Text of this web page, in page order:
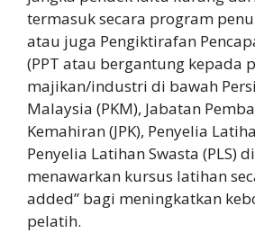
termasuk secara program
atau juga Pengiktirafan
(PPT atau bergantung kepada
majikan/industri di bawah
Malaysia (PKM), Jabatan
Kemahiran (JPK), Penyelia
Penyelia Latihan Swasta (PLS)
menawarkan kursus latihan
added” bagi meningkatkan
pelatih.